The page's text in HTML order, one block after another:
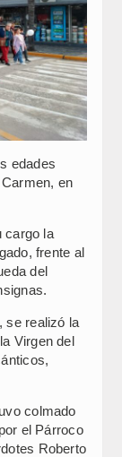
edades
en
cargo la
frente al
del
se realizó la
Virgen del
colmado
el Párroco
Roberto